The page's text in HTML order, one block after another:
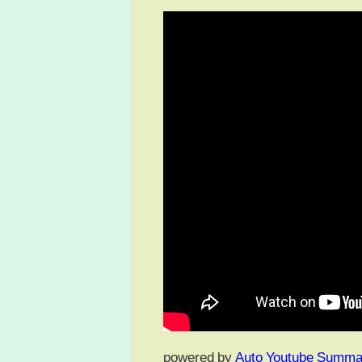
powered by Auto Youtube